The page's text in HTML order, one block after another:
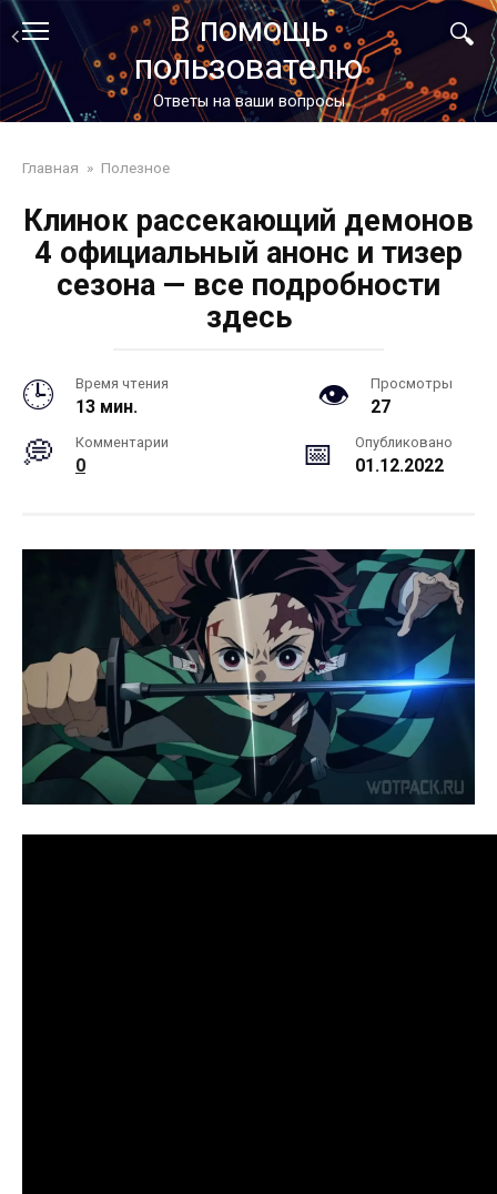
Перейти
контенту
В помощь
пользователю
Ответы на ваши вопросы
Главная » Полезное
Клинок рассекающий демонов
4 официальный анонс и тизер
сезона — все подробности
здесь
Время чтения
13 мин.
Просмотры
27
Комментарии
0
Опубликовано
01.12.2022